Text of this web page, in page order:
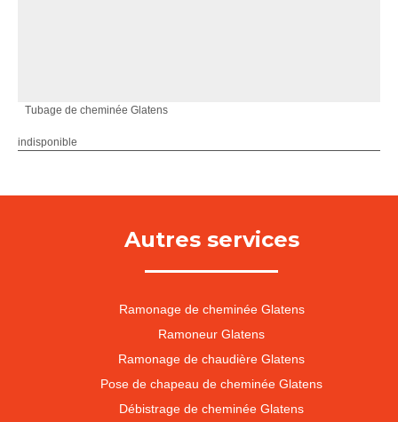
Tubage de cheminée Glatens
indisponible
Autres services
Ramonage de cheminée Glatens
Ramoneur Glatens
Ramonage de chaudière Glatens
Pose de chapeau de cheminée Glatens
Débistrage de cheminée Glatens